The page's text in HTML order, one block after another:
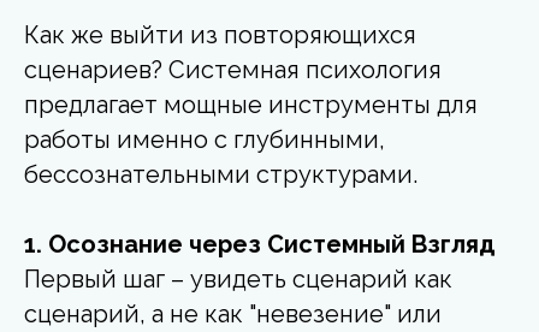
Как же выйти из повторяющихся
сценариев? Системная психология
предлагает мощные инструменты для
работы именно с глубинными,
бессознательными структурами.
1. Осознание через Системный Взгляд
Первый шаг – увидеть сценарий как
сценарий, а не как "невезение" или